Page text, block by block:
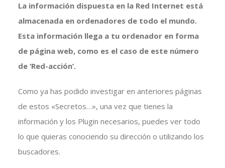
La información dispuesta en la Red Internet está
almacenada en ordenadores de todo el mundo.
Esta información llega a tu ordenador en forma
de página web, como es el caso de este número
de ‘Red-acción’.
Como ya has podido investigar en anteriores páginas
de estos «Secretos…», una vez que tienes la
información y los Plugin necesarios, puedes ver todo
lo que quieras conociendo su dirección o utilizando los
buscadores.